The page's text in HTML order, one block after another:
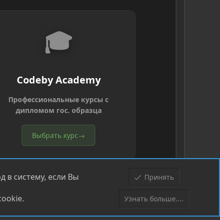
🎓
Codeby Academy
Профессиональные курсы с
дипломом гос. образца
Выбрать курс→
Верх
в систему, если Вы
Принять
Узнать больше....